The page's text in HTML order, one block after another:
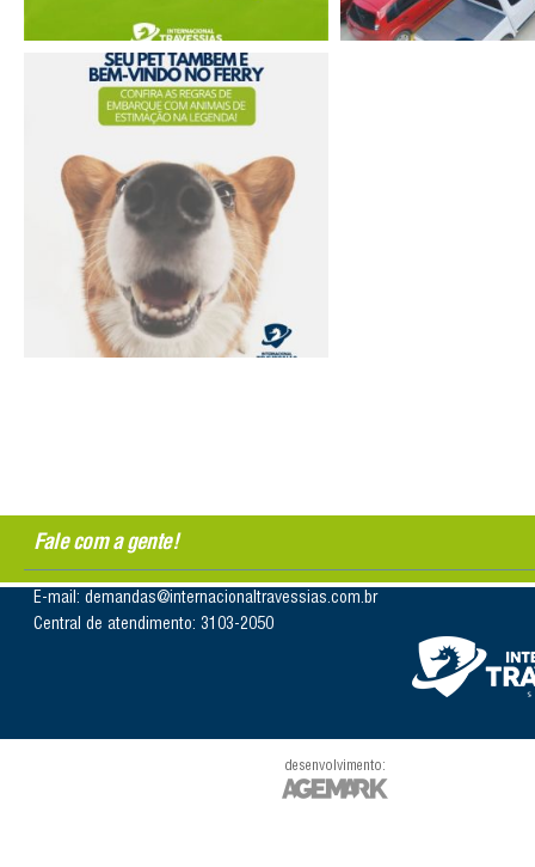
Fale com a gente!
E-mail: demandas@internacionaltravessias.com.br
Central de atendimento: 3103-2050
desenvolvimento: